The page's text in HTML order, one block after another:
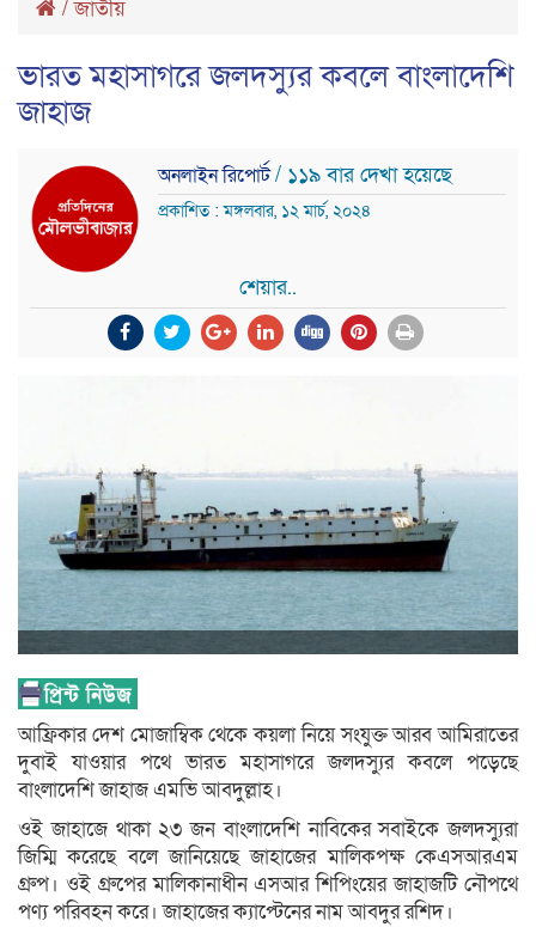
/জাতীয়
ভারত মহাসাগরে জলদস্যুর কবলে বাংলাদেশি
জাহাজ
অনলাইন রিপোর্ট/ ১১৯ বার দেখা হয়েছে
প্রকাশিত : মঙ্গলবার, ১২ মার্চ, ২০২৪
শেয়ার..
আফ্রিকার দেশ মোজাম্বিক থেকে কয়লা নিয়ে সংযুক্ত আরব আমিরাতের
দুবাই যাওয়ার পথে ভারত মহাসাগরে জলদস্যুর কবলে পড়েছে
বাংলাদেশি জাহাজ এমভি আবদুল্লাহ।
ওই জাহাজে থাকা ২৩ জন বাংলাদেশি নাবিকের সবাইকে জলদস্যুরা
জিম্মি করেছে বলে জানিয়েছে জাহাজের মালিকপক্ষ কেএসআরএম
গ্রুপ। ওই গ্রুপের মালিকানাধীন এসআর শিপিংয়ের জাহাজটি নৌপথে
পণ্য পরিবহন করে। জাহাজের ক্যাপ্টেনের নাম আবদুর রশিদ।